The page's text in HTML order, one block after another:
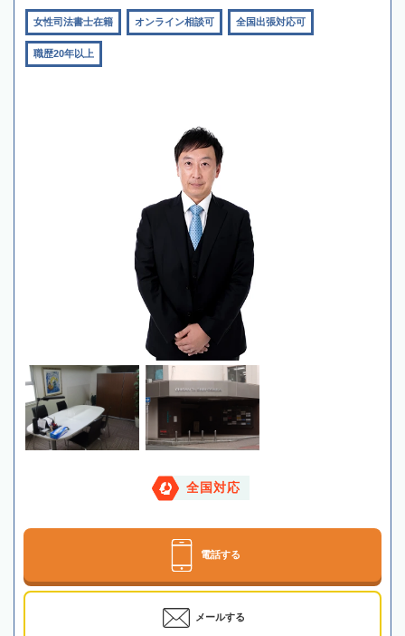
女性司法書士在籍 オンライン相談可 全国出張対応可
職歴20年以上
全国対応
電話する
メールする